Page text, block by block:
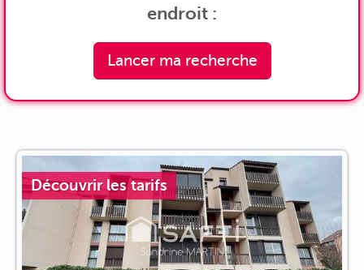
endroit :
Lancer ma recherche
Découvrir les tarifs